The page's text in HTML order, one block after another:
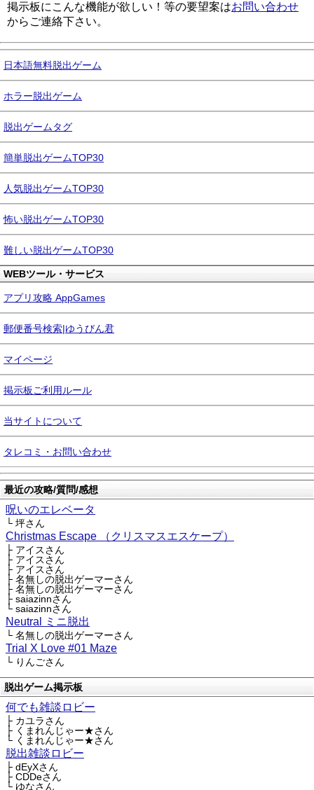
掲示板にこんな機能が欲しい！等の要望案はお問い合わせ
からご連絡下さい。
日本語無料脱出ゲーム
ホラー脱出ゲーム
脱出ゲームタグ
簡単脱出ゲームTOP30
人気脱出ゲームTOP30
怖い脱出ゲームTOP30
難しい脱出ゲームTOP30
WEBツール・サービス
アプリ攻略 AppGames
郵便番号検索|ゆうびん君
マイページ
掲示板ご利用ルール
当サイトについて
タレコミ・お問い合わせ
最近の攻略/質問/感想
呪いのエレベータ
└ 坪さん
Christmas Escape （クリスマスエスケープ）
├ アイスさん
├ アイスさん
├ アイスさん
├ 名無しの脱出ゲーマーさん
├ 名無しの脱出ゲーマーさん
├ saiazinnさん
└ saiazinnさん
Neutral ミニ脱出
└ 名無しの脱出ゲーマーさん
Trial X Love #01 Maze
└ りんごさん
脱出ゲーム掲示板
何でも雑談ロビー
├ カユラさん
├ くまれんじゃー★さん
└ くまれんじゃー★さん
脱出雑談ロビー
├ dEyXさん
├ CDDeさん
└ ゆなさん